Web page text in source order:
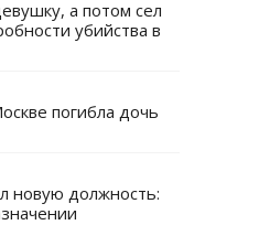
а потом сел
убийства в
погибла дочь
новую должность: